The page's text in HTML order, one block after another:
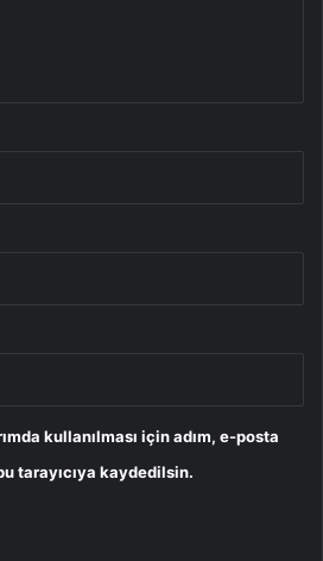
kullanılması için adım, e-posta
tarayıcıya kaydedilsin.